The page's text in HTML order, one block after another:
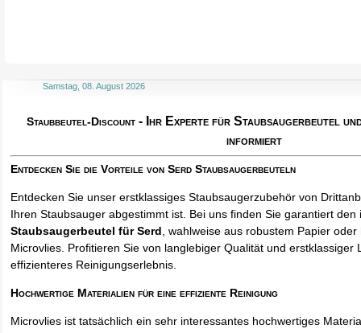
Samstag, 08. August 2026
Staubbeutel-Discount - Ihr Experte für Staubsaugerbeutel
informiert
Entdecken Sie die Vorteile von Serd Staubsaugerbeuteln
Entdecken Sie unser erstklassiges Staubsaugerzubehör von
Ihren Staubsauger abgestimmt ist. Bei uns finden Sie garantiert den
Staubsaugerbeutel für Serd, wahlweise aus robustem Papier
Microvlies. Profitieren Sie von langlebiger Qualität und erstklassiger
effizienteres Reinigungserlebnis.
Hochwertige Materialien für eine effiziente Reinigung
Microvlies ist tatsächlich ein sehr interessantes hochwertiges